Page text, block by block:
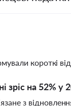
короткі
зріс на 52% у
з